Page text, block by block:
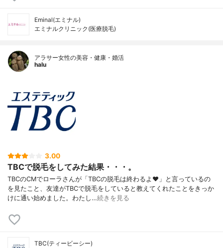
Eminal(エミナル)
エミナルクリニック(医療脱毛)
アラサー女性の美容・健康・婚活
halu
3.00
TBCで脱毛をしてみた結果・・・。
TBCのCMでローラさんが「TBCの脱毛は終わるよ♥」と言っているの
を見たこと、友達がTBCで脱毛をしていると教えてくれたことをきっか
けに通い始めました。わたし…続きを見る
TBC(ティービーシー)